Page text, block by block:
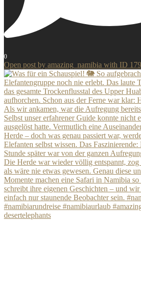
0
Open post by amazing_namibia with ID